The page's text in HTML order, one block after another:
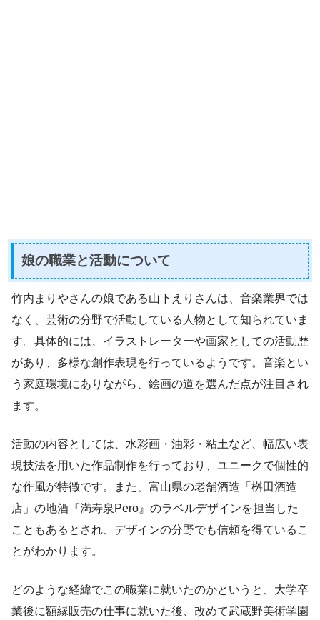
娘の職業と活動について
竹内まりやさんの娘である山下えりさんは、音楽業界では
なく、芸術の分野で活動している人物として知られていま
す。具体的には、イラストレーターや画家としての活動歴
があり、多様な創作表現を行っているようです。音楽とい
う家庭環境にありながら、絵画の道を選んだ点が注目され
ます。
活動の内容としては、水彩画・油彩・粘土など、幅広い表
現技法を用いた作品制作を行っており、ユニークで個性的
な作風が特徴です。また、富山県の老舗酒造「桝田酒造
店」の地酒『満寿泉Pero』のラベルデザインを担当した
こともあるとされ、デザインの分野でも信頼を得ているこ
とがわかります。
どのような経緯でこの職業に就いたのかというと、大学卒
業後に額縁販売の仕事に就いた後、改めて武蔵野美術学園